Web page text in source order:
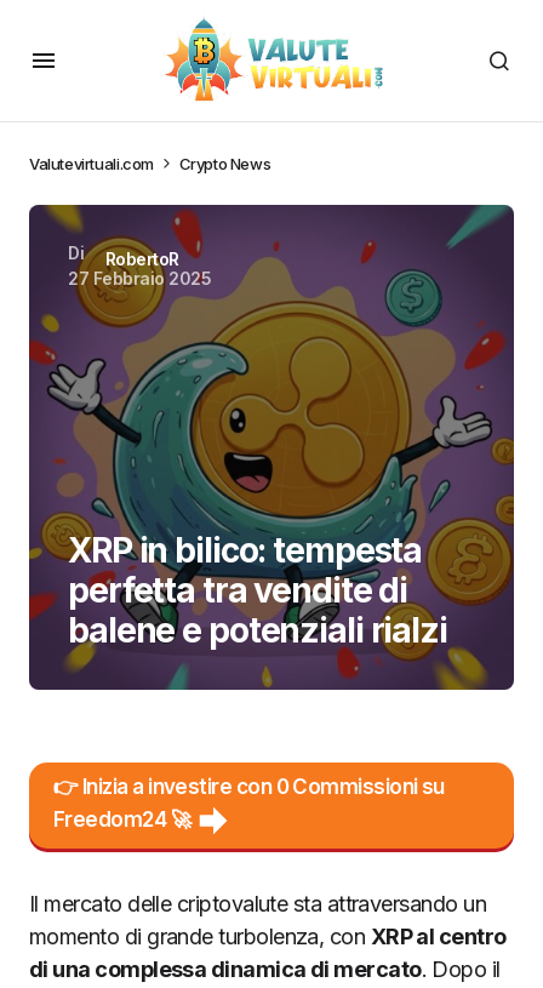
Valutevirtuali.com Crypto News
Di
RobertoR
27 Febbraio 2025
XRP in bilico: tempesta
perfetta tra vendite di
balene e potenziali rialzi
👉 Inizia a investire con 0 Commissioni su
Freedom24 🚀
Il mercato delle criptovalute sta attraversando un
momento di grande turbolenza, con XRP al centro
di una complessa dinamica di mercato. Dopo il